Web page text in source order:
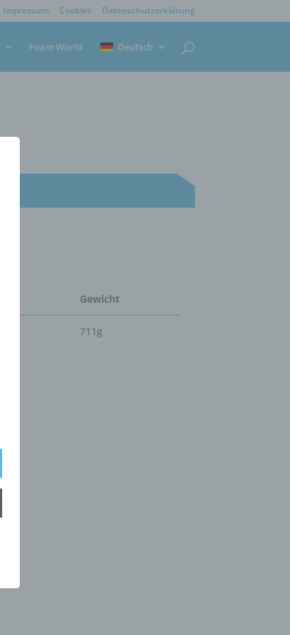
Impressum Cookies Datenschutzerklärung
Foam World Deutsch
Gewicht
711g